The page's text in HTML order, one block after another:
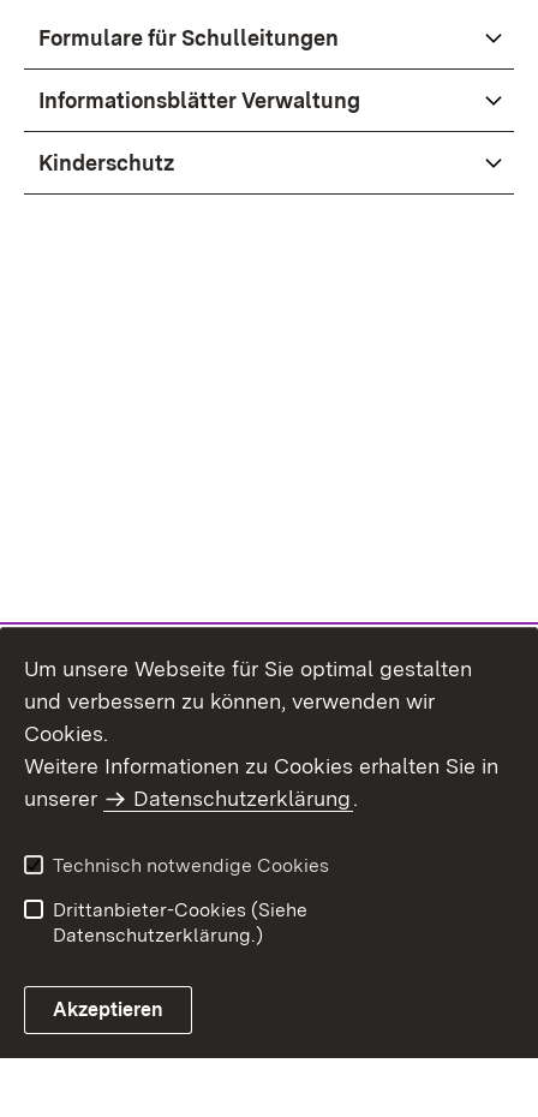
Formulare für Schulleitungen
Informationsblätter Verwaltung
Kinderschutz
Benutzungshinweise
Erklärung zur
Um unsere Webseite für Sie optimal gestalten
und verbessern zu können, verwenden wir
Cookies.
Weitere Informationen zu Cookies erhalten Sie in
unserer
Datenschutzerklärung.
Technisch notwendige Cookies
Drittanbieter-Cookies (Siehe
Datenschutzerklärung.)
Akzeptieren